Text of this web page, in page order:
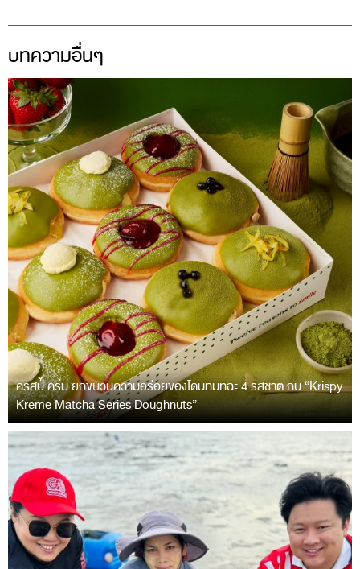
บทความอื่นๆ
คริสปี้ ครีม ยกขบวนความอร่อยของโดนัทมัทฉะ 4 รสชาติ กับ “Krispy
Kreme Matcha Series Doughnuts”